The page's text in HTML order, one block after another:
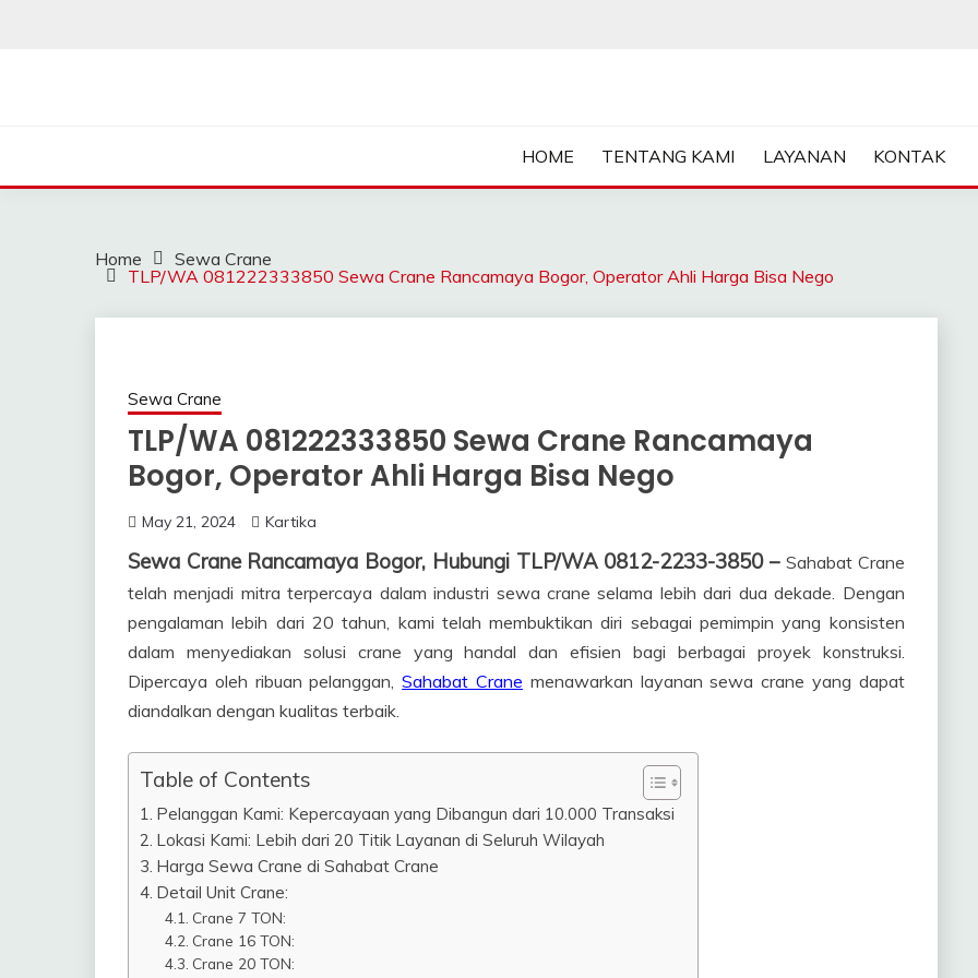
HOME TENTANG KAMI LAYANAN KONTAK
Home
Sewa Crane
TLP/WA 081222333850 Sewa Crane Rancamaya Bogor, Operator Ahli Harga Bisa Nego
Sewa Crane
TLP/WA 081222333850 Sewa Crane Rancamaya
Bogor, Operator Ahli Harga Bisa Nego
May 21, 2024 Kartika
Sewa Crane Rancamaya Bogor, Hubungi TLP/WA 0812-2233-3850 – Sahabat Crane
telah menjadi mitra terpercaya dalam industri sewa crane selama lebih dari dua dekade. Dengan
pengalaman lebih dari 20 tahun, kami telah membuktikan diri sebagai pemimpin yang konsisten
dalam menyediakan solusi crane yang handal dan efisien bagi berbagai proyek konstruksi.
Dipercaya oleh ribuan pelanggan,Sahabat Crane menawarkan layanan sewa crane yang dapat
diandalkan dengan kualitas terbaik.
Table of Contents
Pelanggan Kami: Kepercayaan yang Dibangun dari 10.000 Transaksi
Lokasi Kami: Lebih dari 20 Titik Layanan di Seluruh Wilayah
Harga Sewa Crane di Sahabat Crane
Detail Unit Crane:
Crane 7 TON:
Crane 16 TON:
Crane 20 TON: